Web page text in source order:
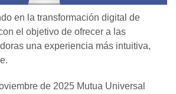
en la transformación digital de
el objetivo de ofrecer a las
una experiencia más intuitiva,
de 2025 Mutua Universal